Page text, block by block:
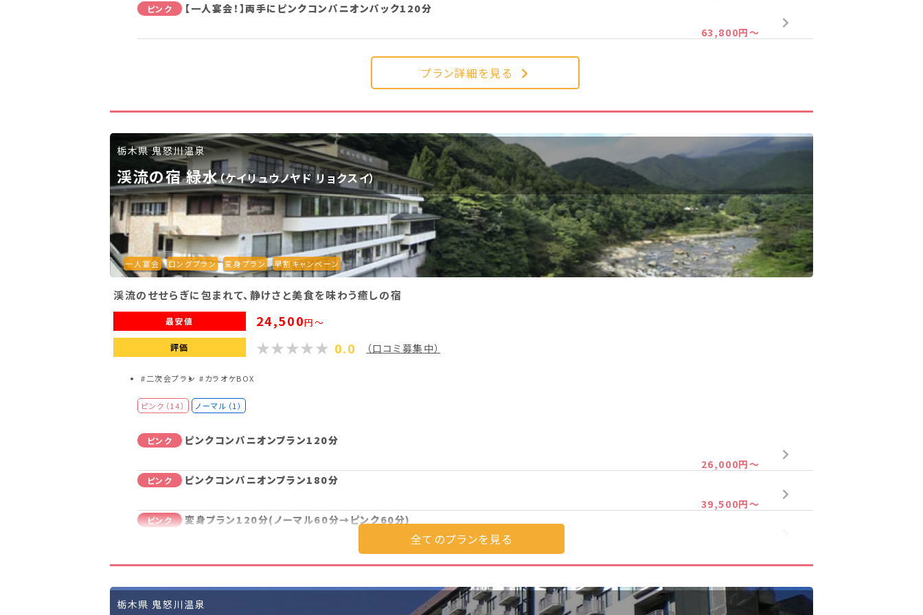
ピンク
【一人宴会！】両手にピンクコンパニオンパック120分
63,800円～
プラン詳細を見る
栃木県 鬼怒川温泉
渓流の宿 緑水（ケイリュウノヤド リョクスイ）
一人宴会 ロングプラン 変身プラン 早割キャンペーン
渓流のせせらぎに包まれて、静けさと美食を味わう癒しの宿
最安値 24,500円～
評価 0.0 （口コミ募集中）
#二次会プラン #カラオケBOX
ピンク（14） ノーマル（1）
ピンク
ピンクコンパニオンプラン120分
26,000円～
ピンク
ピンクコンパニオンプラン180分
39,500円～
ピンク
変身プラン120分(ノーマル60分→ピンク60分)
ピンク
【一人宴会！】ピンクコンパニオンパック120分
栃木県 鬼怒川温泉